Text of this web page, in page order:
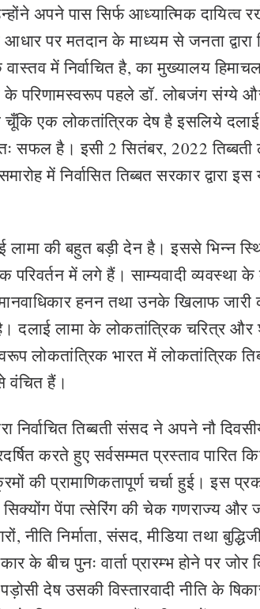
अपने पास सिर्फ आध्यात्मिक दायित्व
पर मतदान के माध्यम से जनता द्वारा
वास्तव में निर्वाचित है, का मुख्यालय
के परिणामस्वरूप पहले डाॅ. लोबजंग संग्ये
एक लोकतांत्रिक देष है इसलिये
सफल है। इसी 2 सितंबर, 2022
में निर्वासित तिब्बत सरकार द्वारा
लामा की बहुत बड़ी देन है। इससे भिन्न
परिवर्तन में लगे हैं। साम्यवादी
हनन तथा उनके खिलाफ जारी
दलाई लामा के लोकतांत्रिक चरित्र और
लोकतांत्रिक भारत में लोकतांत्रिक
वंचित हैं।
निर्वाचित तिब्बती संसद ने अपने नौ
करते हुए सर्वसम्मत प्रस्ताव
की प्रामाणिकतापूर्ण चर्चा हुई। इस
पेंपा त्सेरिंग की चेक गणराज्य और
नीति निर्माता, संसद, मीडिया तथा
के बीच पुनः वार्ता प्रारम्भ होने पर
देष उसकी विस्तारवादी नीति के